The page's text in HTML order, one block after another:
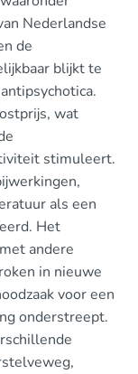
Nederlandse
de
blijkt te
wat
stimuleert.
als een
Het
andere
in nieuwe
voor een
onderstreept.